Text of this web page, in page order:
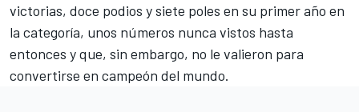
victorias, doce podios y siete poles en su primer año en
la categoría, unos números nunca vistos hasta
entonces y que, sin embargo, no le valieron para
convertirse en campeón del mundo.